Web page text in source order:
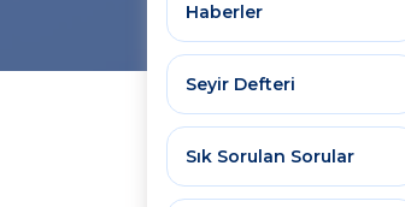
Haberler
Seyir Defteri
Sık Sorulan Sorular